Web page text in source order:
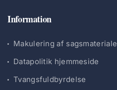
Information
Makulering af sagsmateriale
Datapolitik hjemmeside
Tvangsfuldbyrdelse